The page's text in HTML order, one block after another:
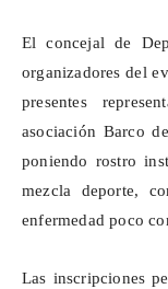
El concejal de
organizadores del
presentes
asociación Barco
poniendo rostro
mezcla deporte,
enfermedad poco
Las inscripciones